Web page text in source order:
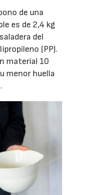
de una
es de 2,4 kg
del
(PP).
material 10
menor huella